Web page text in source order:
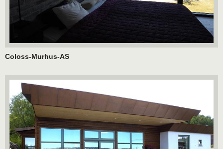
Coloss-Murhus-AS